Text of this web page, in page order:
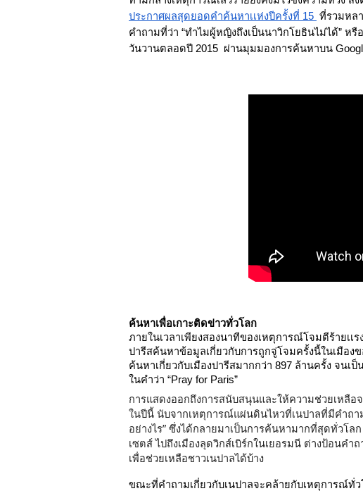
ประกาศผลสุดยอดคำค้นหาเเห่งปีครั้งที่ 15 ที่รวมหล
คำถามที่ว่า “ทำไมผู้หญิงถึงเป็นนาวิกโยธินไม่ได้” หรื
วันวานตลอดปี 2015  ผ่านมุมมองการค้นหาบน
ค้นหาเพื่อเกาะติดข่าวทั่วโลก
ภายในเวลาเพียงสองนาทีของเหตุการณ์โจมตีร้ายเ
ปารีสค้นหาข้อมูลเกี่ยวกับการถูกจู่โจมครั้งนี้ในเมือง
ค้นหาเกี่ยวกับเมืองปารีสมากกว่า 897 ล้านครั้ง จนเ
ในคำว่า “Pray for Paris”
การแสดงออกถึงการสนับสนุนและให้ความช่วยเหลื
ในปีนี้ นับจากเหตุการณ์แผ่นดินไหวที่เนปาลที่มีคำถา
อย่างไร” ซึ่งได้กลายมาเป็นการค้นหามากที่สุดทั่วโ
เซตส์ ไปถึงเมืองลุดวิกส์เบิร์กในเยอรมนี ต่างป้อนคำถ
เพื่อช่วยเหลือชาวเนปาลได้บ้าง
ขณะที่คำถามเกี่ยวกับเนปาลจะคล้ายกับเหตุการณ์ทั่